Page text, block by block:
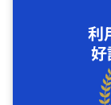
利